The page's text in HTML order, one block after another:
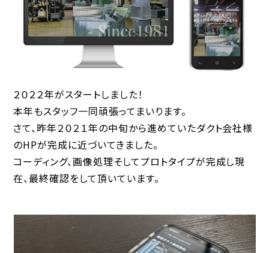
２０２２年がスタートしました！
本年もスタッフ一同頑張ってまいります。
さて、昨年２０２１年の中旬から進めていたダクト会社様
のHPが完成に近づいてきました。
コーディング、画像処理そしてプロトタイプが完成し現
在、最終確認をして頂いています。